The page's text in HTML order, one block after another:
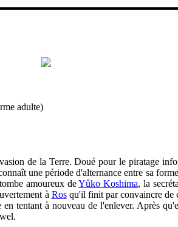
adulte)
de la Terre. Doué pour le piratage
une période d'alternance entre sa
amoureux deYûko Koshima, la
à Rosqu'il finit par convaincre de
tentant à nouveau de l'enlever. Après